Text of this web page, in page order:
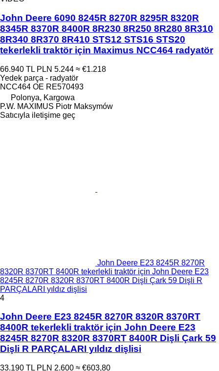
John Deere 6090 8245R 8270R 8295R 8320R
8345R 8370R 8400R 8R230 8R250 8R280 8R310
8R340 8R370 8R410 STS12 STS16 STS20
tekerlekli traktör için Maximus NCC464 radyatör
66.940 TL PLN 5.244 ≈ €1.218
Yedek parça - radyatör
NCC464 OE RE570493
Polonya, Kargowa
P.W. MAXIMUS Piotr Maksymów
Satıcıyla iletişime geç
John Deere E23 8245R 8270R
8320R 8370RT 8400R tekerlekli traktör için John Deere E23
8245R 8270R 8320R 8370RT 8400R Dişli Çark 59 Dişli R
PARÇALARI yıldız dişlisi
4
John Deere E23 8245R 8270R 8320R 8370RT
8400R tekerlekli traktör için John Deere E23
8245R 8270R 8320R 8370RT 8400R Dişli Çark 59
Dişli R PARÇALARI yıldız dişlisi
33.190 TL PLN 2.600 ≈ €603,80